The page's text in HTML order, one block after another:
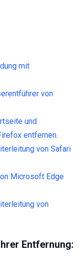
mit
von
und
entfernen.
von Safari
Microsoft Edge
von
Entfernung: